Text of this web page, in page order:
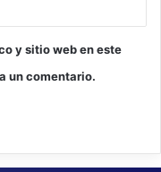
y sitio web en este
un comentario.